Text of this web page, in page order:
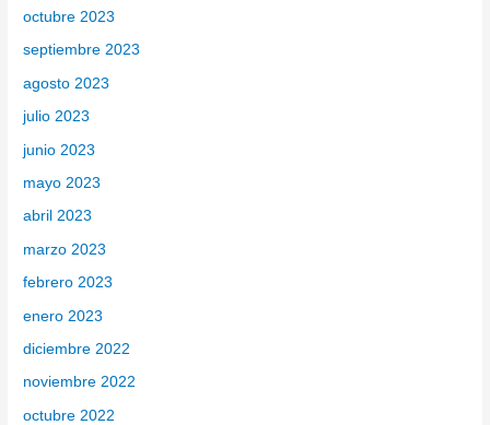
octubre 2023
septiembre 2023
agosto 2023
julio 2023
junio 2023
mayo 2023
abril 2023
marzo 2023
febrero 2023
enero 2023
diciembre 2022
noviembre 2022
octubre 2022